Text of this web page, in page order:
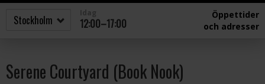
12:00–17:00
Öppettider
och adresser
Serene Courtyard (Book Nook)